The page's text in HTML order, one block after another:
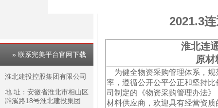
» 联系完美平台官网下载
淮北建投控股集团有限公司
地 址：安徽省淮北市相山区
濉溪路18号淮北建投集团
2021.3
淮北连
原材
为健全物资采购管理体系，规
率，遵循公开公平公正和坚持
司制定的《物资采购管理办法
材料供应商，欢迎具有经营资